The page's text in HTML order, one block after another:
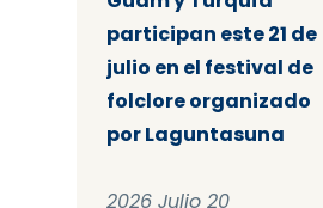
participan este 21 de
julio en el festival de
folclore organizado
por Laguntasuna
2026 Julio 20